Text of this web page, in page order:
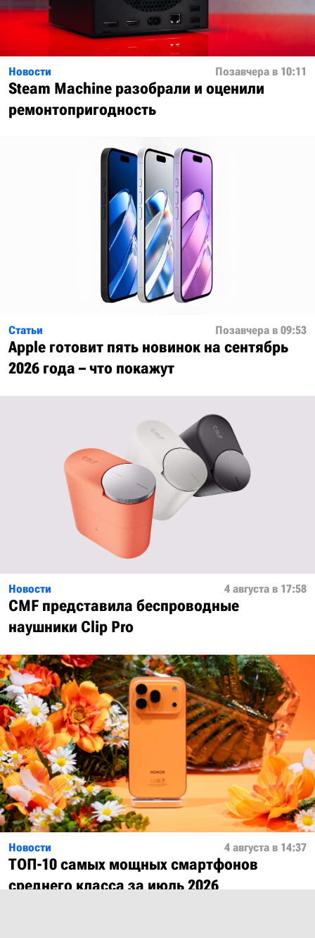
Новости Позавчера в 10:11
Steam Machine разобрали и оценили
ремонтопригодность
Статьи Позавчера в 09:53
Apple готовит пять новинок на сентябрь
2026 года – что покажут
Новости 4 августа в 17:58
CMF представила беспроводные
наушники Clip Pro
Новости 4 августа в 14:37
ТОП-10 самых мощных смартфонов
среднего класса за июль 2026